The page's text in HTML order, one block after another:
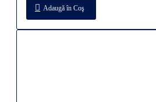
Adaugă în Coş